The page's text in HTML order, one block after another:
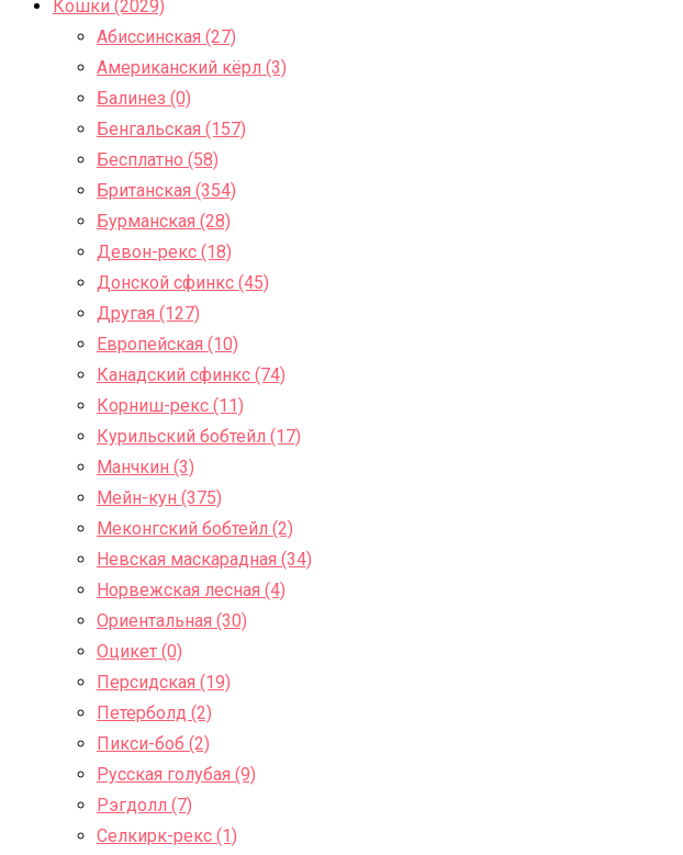
Кошки (2029)
Абиссинская (27)
Американский кёрл (3)
Балинез (0)
Бенгальская (157)
Бесплатно (58)
Британская (354)
Бурманская (28)
Девон-рекс (18)
Донской сфинкс (45)
Другая (127)
Европейская (10)
Канадский сфинкс (74)
Корниш-рекс (11)
Курильский бобтейл (17)
Манчкин (3)
Мейн-кун (375)
Меконгский бобтейл (2)
Невская маскарадная (34)
Норвежская лесная (4)
Ориентальная (30)
Оцикет (0)
Персидская (19)
Петерболд (2)
Пикси-боб (2)
Русская голубая (9)
Рэгдолл (7)
Селкирк-рекс (1)